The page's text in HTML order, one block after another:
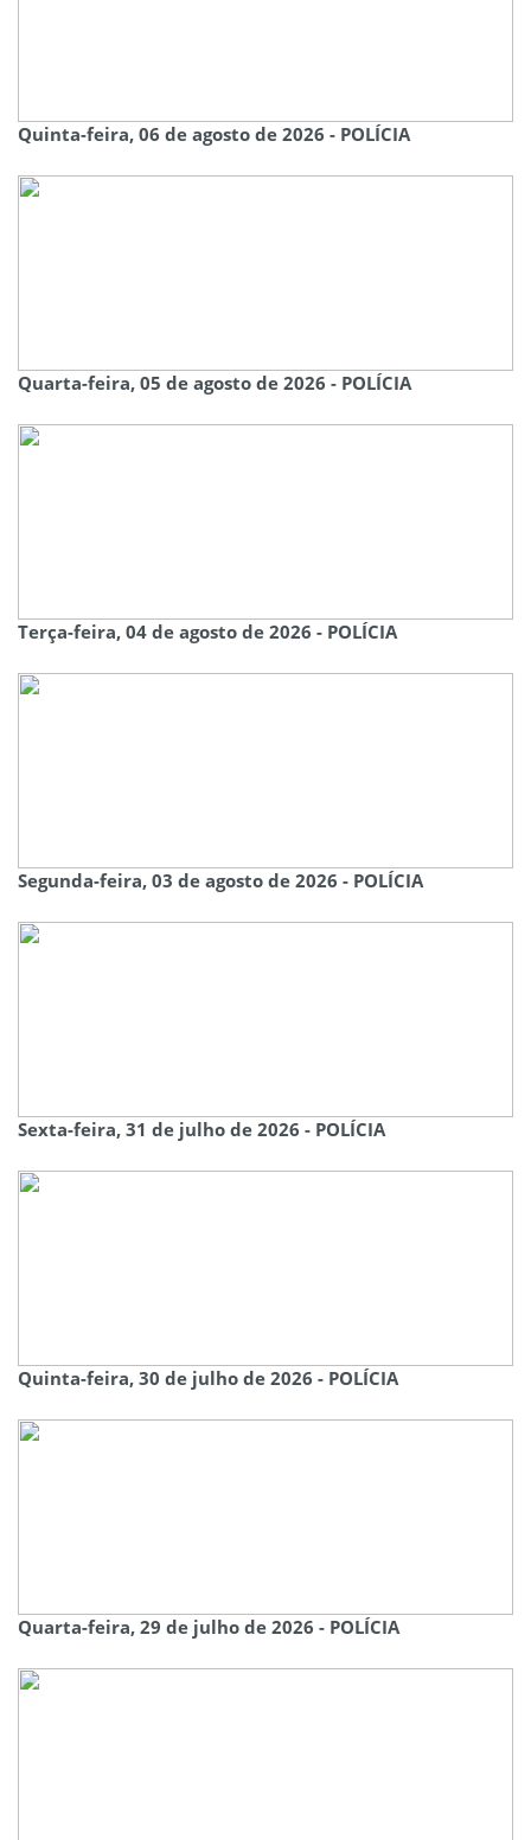
Quinta-feira, 06 de agosto de 2026 - POLÍCIA
Quarta-feira, 05 de agosto de 2026 - POLÍCIA
Terça-feira, 04 de agosto de 2026 - POLÍCIA
Segunda-feira, 03 de agosto de 2026 - POLÍCIA
Sexta-feira, 31 de julho de 2026 - POLÍCIA
Quinta-feira, 30 de julho de 2026 - POLÍCIA
Quarta-feira, 29 de julho de 2026 - POLÍCIA